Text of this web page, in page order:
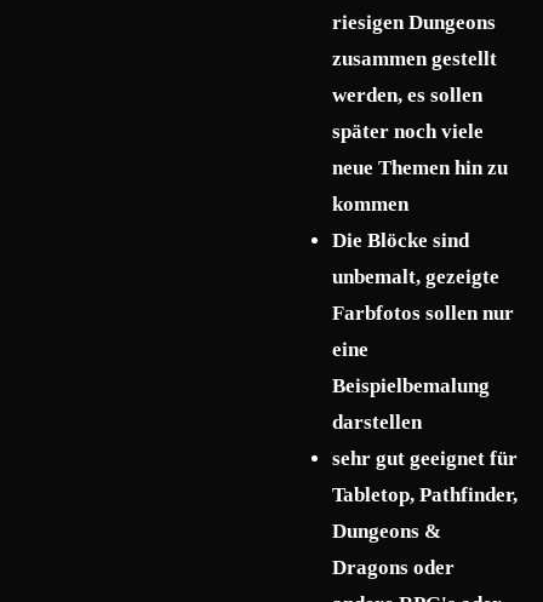
riesigen Dungeons
zusammen gestellt
werden, es sollen
später noch viele
neue Themen hin zu
kommen
Die Blöcke sind
unbemalt, gezeigte
Farbfotos sollen nur
eine
Beispielbemalung
darstellen
sehr gut geeignet für
Tabletop, Pathfinder,
Dungeons &
Dragons oder